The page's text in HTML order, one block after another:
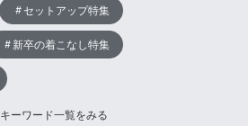
セットアップ特集
新卒の着こなし特集
キーワード一覧をみる